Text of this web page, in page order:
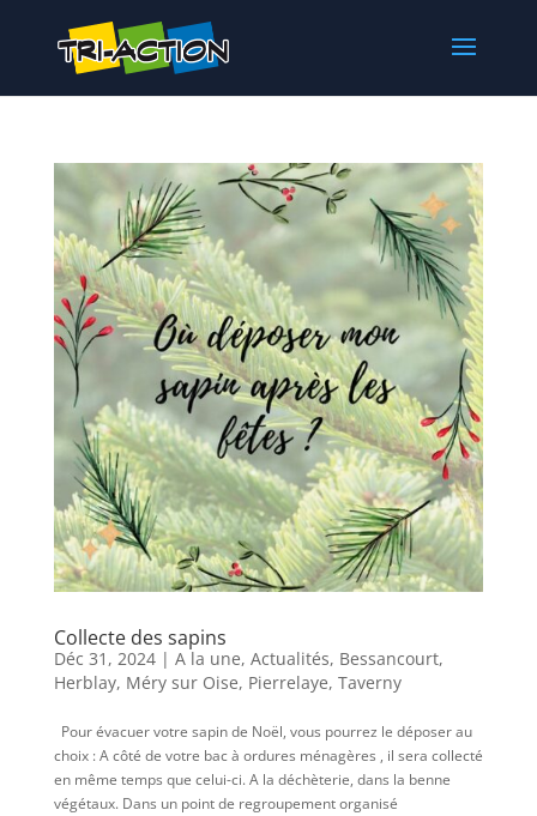
Collecte des sapins
Déc 31, 2024| A la une, Actualités, Bessancourt,
Herblay, Méry sur Oise, Pierrelaye, Taverny
Pour évacuer votre sapin de Noël, vous pourrez le déposer au
choix : A côté de votre bac à ordures ménagères , il sera collecté
en même temps que celui-ci. A la déchèterie, dans la benne
végétaux. Dans un point de regroupement organisé